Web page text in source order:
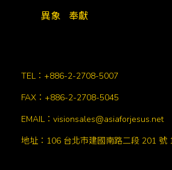
異象 奉獻
TEL：+886-2-2708-5007
FAX：+886-2-2708-5045
EMAIL：visionsales@asiaforjesus.net
地址：106 台北市建國南路二段 201 號